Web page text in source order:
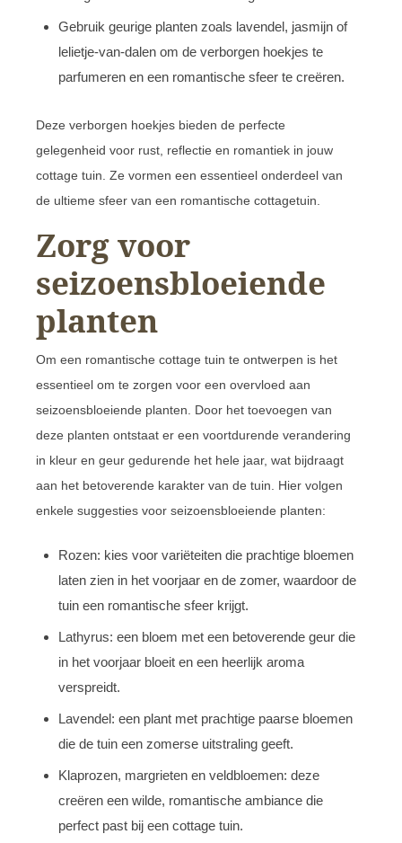
Gebruik geurige planten zoals lavendel, jasmijn of
lelietje-van-dalen om de verborgen hoekjes te
parfumeren en een romantische sfeer te creëren.
Deze verborgen hoekjes bieden de perfecte
gelegenheid voor rust, reflectie en romantiek in jouw
cottage tuin. Ze vormen een essentieel onderdeel van
de ultieme sfeer van een romantische cottagetuin.
Zorg voor
seizoensbloeiende
planten
Om een romantische cottage tuin te ontwerpen is het
essentieel om te zorgen voor een overvloed aan
seizoensbloeiende planten. Door het toevoegen van
deze planten ontstaat er een voortdurende verandering
in kleur en geur gedurende het hele jaar, wat bijdraagt
aan het betoverende karakter van de tuin. Hier volgen
enkele suggesties voor seizoensbloeiende planten:
Rozen: kies voor variëteiten die prachtige bloemen
laten zien in het voorjaar en de zomer, waardoor de
tuin een romantische sfeer krijgt.
Lathyrus: een bloem met een betoverende geur die
in het voorjaar bloeit en een heerlijk aroma
verspreidt.
Lavendel: een plant met prachtige paarse bloemen
die de tuin een zomerse uitstraling geeft.
Klaprozen, margrieten en veldbloemen: deze
creëren een wilde, romantische ambiance die
perfect past bij een cottage tuin.